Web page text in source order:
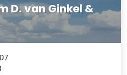
D. van Ginkel &